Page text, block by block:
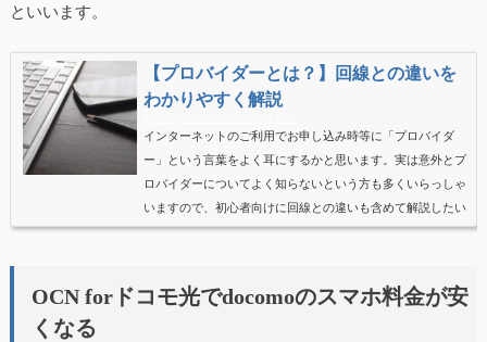
といいます。
【プロバイダーとは？】回線との違いを
わかりやすく解説
インターネットのご利用でお申し込み時等に「プロバイダ
ー」という言葉をよく耳にするかと思います。実は意外とプ
ロバイダーについてよく知らないという方も多くいらっしゃ
いますので、初心者向けに回線との違いも含めて解説したい
と思います。プロバイダーとはインターネットに接続するサ
宅などでインターネットを有線でご利用になるにはこのプロ
OCN forドコモ光でdocomoのスマホ料金が安
くなる